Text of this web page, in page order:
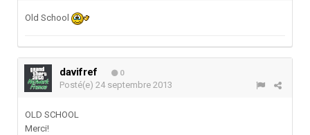
Old School
davifref 0
Posté(e) 24 septembre 2013
OLD SCHOOL
Merci!